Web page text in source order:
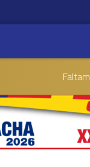
Faltam